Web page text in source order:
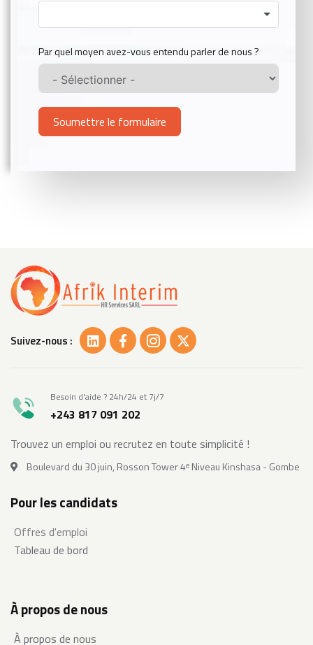
Par quel moyen avez-vous entendu parler de nous ?
Soumettre le formulaire
Suivez-nous :
Besoin d'aide ? 24h/24 et 7j/7
+243 817 091 202
Trouvez un emploi ou recrutez en toute simplicité !
Boulevard du 30 juin, Rosson Tower 4ᵉ Niveau Kinshasa - Gombe
Pour les candidats
Offres d'emploi
Tableau de bord
À propos de nous
À propos de nous